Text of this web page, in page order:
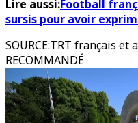
Lire aussi:Football
sursis pour avoir
SOURCE:TRT français et
RECOMMANDÉ